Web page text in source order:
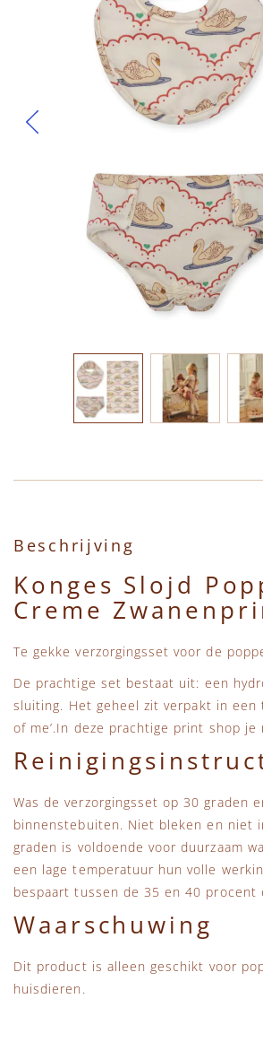
Beschrijving
Konges Slojd
Creme
Te gekke verzorgingsset voor de
De prachtige set bestaat uit: een
sluiting. Het geheel zit verpakt in een
of me’.In deze prachtige print shop
Was de verzorgingsset op 30 graden
binnenstebuiten. Niet bleken en niet
graden is voldoende voor duurzaam
een lage temperatuur hun volle
bespaart tussen de 35 en 40 procent
Waarschuwing
Dit product is alleen geschikt voor
huisdieren.